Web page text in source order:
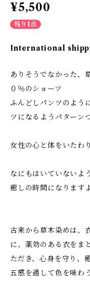
¥5,500
残り1点
International
ありそうでなかった、
０％のショーツ
ふんどしパンツのよう
ツになるようパターン
女性の心と体をいたわ
なにもはいていないよ
癒しの時間になります
古来から草木染めは、
に、薬効のある衣をま
ただき、心身を守り、
五感を通して色を味わ